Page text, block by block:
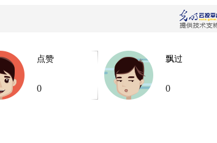
点赞
0
飘过
0